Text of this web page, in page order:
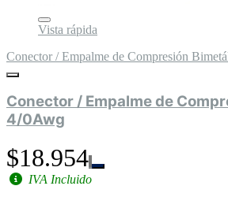
Vista rápida
Conector / Empalme de Compresión
Conector / Empalme de
4/0Awg
$18.954
IVA Incluido